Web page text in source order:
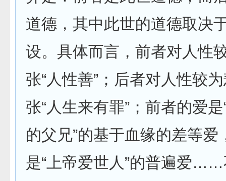
道德，其中此世的道德取决
设。具体而言，前者对人性
张“人性善”；后者对人性较
张“人生来有罪”；前者的爱
的父兄”的基于血缘的差等爱
是“上帝爱世人”的普遍爱